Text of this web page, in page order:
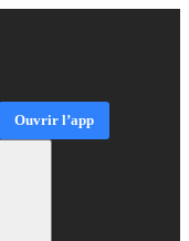
Ouvrir l’app